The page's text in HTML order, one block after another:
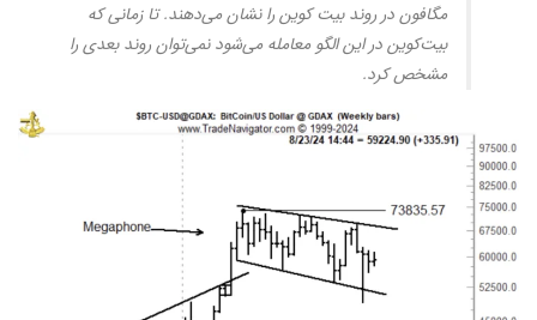
مگافون در روند بیت کوین را نشان می‌دهند. تا زمانی که
بیت‌کوین در این الگو معامله می‌شود نمی‌توان روند بعدی را
مشخص کرد.